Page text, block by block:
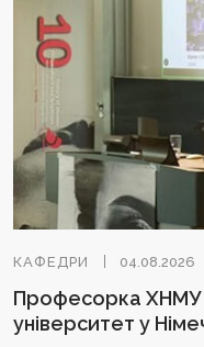
КАФЕДРИ 04.08.2026
Професорка ХНМУ
університет у